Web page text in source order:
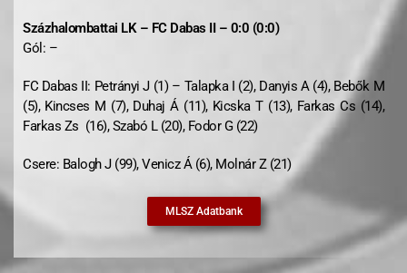
Százhalombattai LK – FC Dabas II – 0:0 (0:0)
Gól: –
FC Dabas II: Petrányi J (1) – Talapka I (2), Danyis A (4), Bebők M
(5), Kincses M (7), Duhaj Á (11), Kicska T (13), Farkas Cs (14),
Farkas Zs (16), Szabó L (20), Fodor G (22)
Csere: Balogh J (99), Venicz Á (6), Molnár Z (21)
MLSZ Adatbank